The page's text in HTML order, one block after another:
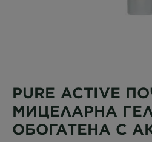
PURE ACTIVE
МИЦЕЛАРНА
ОБОГАТЕНА С